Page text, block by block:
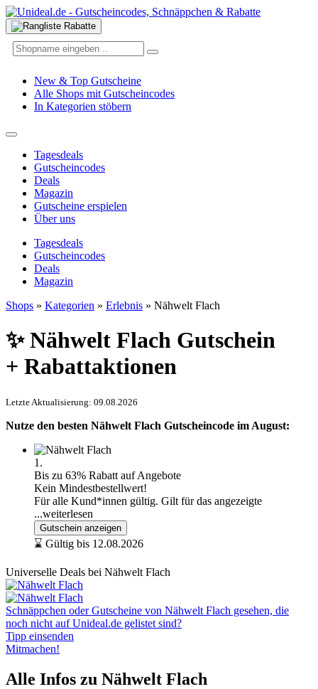
New & Top Gutscheine
Alle Shops mit Gutscheincodes
In Kategorien stöbern
Tagesdeals
Gutscheincodes
Deals
Magazin
Gutscheine erspielen
Über uns
Tagesdeals
Gutscheincodes
Deals
Magazin
Shops » Kategorien » Erlebnis » Nähwelt Flach
✨ Nähwelt Flach Gutschein
+ Rabattaktionen
Letzte Aktualisierung: 09.08.2026
Nutze den besten Nähwelt Flach Gutscheincode im August:
1.
Bis zu 63% Rabatt auf Angebote
Kein Mindestbestellwert!
Für alle Kund*innen gültig. Gilt für das angezeigte
...weiterlesen
Gutschein anzeigen
⌛ Gültig bis 12.08.2026
Universelle Deals bei Nähwelt Flach
Schnäppchen oder Gutscheine von Nähwelt Flach gesehen, die
noch nicht auf Unideal.de gelistet sind?
Tipp einsenden
Mitmachen!
Alle Infos zu Nähwelt Flach